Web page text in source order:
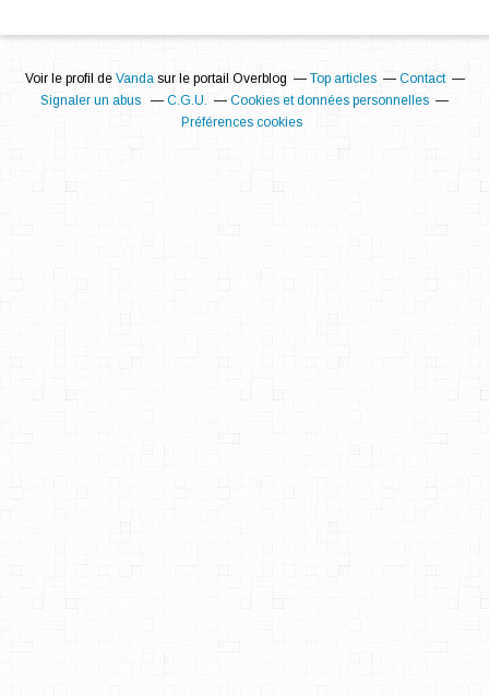
Voir le profil de Vandasur le portail Overblog Top articles
Contact
Signaler un abus
C.G.U.
Cookies et données personnelles
Préférences cookies